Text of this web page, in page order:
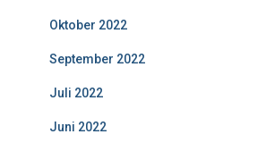
Oktober 2022
September 2022
Juli 2022
Juni 2022